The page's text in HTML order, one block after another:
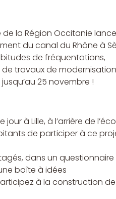
de la Région Occitanie lance
du canal du Rhône à
de fréquentations,
travaux de
25 novembre !
à Lille, à l’arrière de
de participer à ce
dans un questionnaire
boîte à idées
à la construction de